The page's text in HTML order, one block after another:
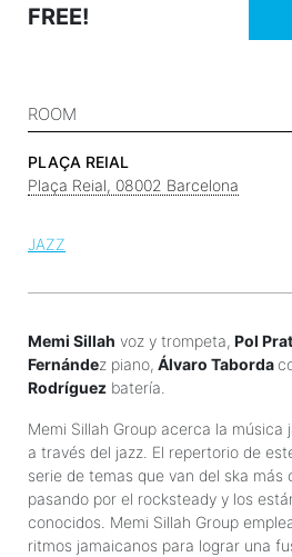
FREE!
ROOM
PLAÇA REIAL
Plaça Reial, 08002 Barcelona
JAZZ
Memi Sillah voz y trompeta, Pol
Fernández piano, Álvaro Taborda
Rodríguez batería.
Memi Sillah Group acerca la música
a través del jazz. El repertorio de
serie de temas que van del ska más
pasando por el rocksteady y los
conocidos. Memi Sillah Group
ritmos jamaicanos para lograr una